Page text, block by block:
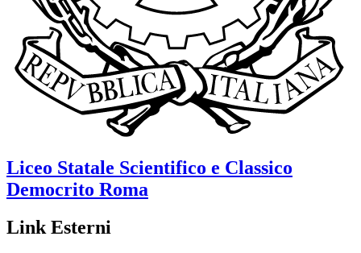
Liceo Statale Scientifico e Classico
Democrito Roma
Link Esterni